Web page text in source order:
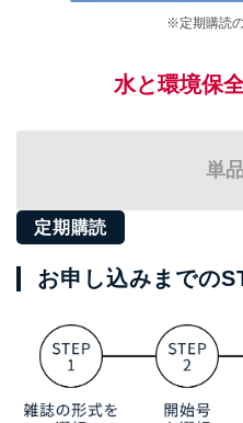
※定期購読
水と環境保
単
定期購読
お申し込みまでの